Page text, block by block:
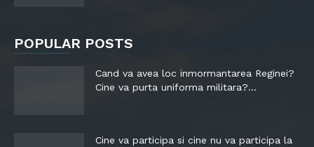
POPULAR POSTS
Cand va avea loc inmormantarea Reginei?
Cine va purta uniforma militara?...
Cine va participa si cine nu va participa la